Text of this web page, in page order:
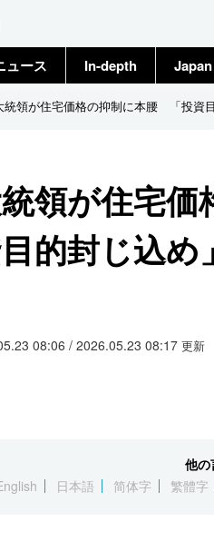
ュース
ップ
In-depth
統領が住宅価格の抑制に本腰 「投資
領が住宅
目的封じ込
08:06 / 2026.05.23 08:17 更新
他の
日本語 简体字 繁體字